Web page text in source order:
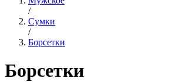
/
Сумки
/
Борсетки
Борсетки